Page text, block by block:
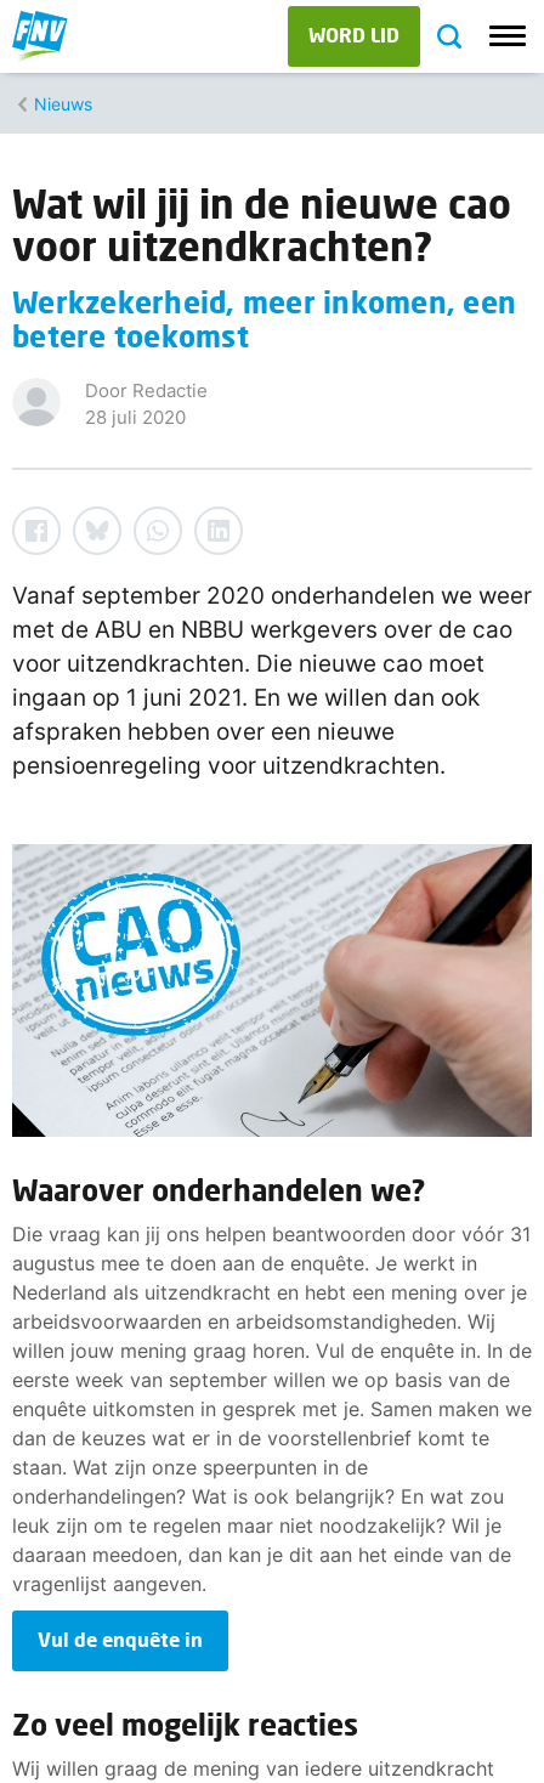
WORD LID
Nieuws
Wat wil jij in de nieuwe cao
voor uitzendkrachten?
Werkzekerheid, meer inkomen, een
betere toekomst
Door Redactie
28 juli 2020
Vanaf september 2020 onderhandelen we weer
met de ABU en NBBU werkgevers over de cao
voor uitzendkrachten. Die nieuwe cao moet
ingaan op 1 juni 2021. En we willen dan ook
afspraken hebben over een nieuwe
pensioenregeling voor uitzendkrachten.
Waarover onderhandelen we?
Die vraag kan jij ons helpen beantwoorden door vóór 31
augustus mee te doen aan de enquête. Je werkt in
Nederland als uitzendkracht en hebt een mening over je
arbeidsvoorwaarden en arbeidsomstandigheden. Wij
willen jouw mening graag horen. Vul de enquête in. In de
eerste week van september willen we op basis van de
enquête uitkomsten in gesprek met je. Samen maken we
dan de keuzes wat er in de voorstellenbrief komt te
staan. Wat zijn onze speerpunten in de
onderhandelingen? Wat is ook belangrijk? En wat zou
leuk zijn om te regelen maar niet noodzakelijk? Wil je
daaraan meedoen, dan kan je dit aan het einde van de
vragenlijst aangeven.
Vul de enquête in
Zo veel mogelijk reacties
Wij willen graag de mening van iedere uitzendkracht